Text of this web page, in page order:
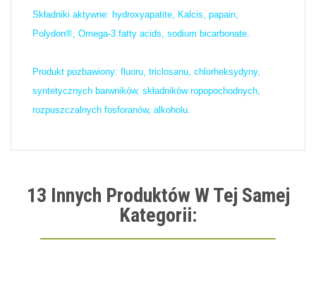
Składniki aktywne: hydroxyapatite, Kalcis, papain,
Polydon®, Omega-3 fatty acids, sodium bicarbonate.
Produkt pozbawiony: fluoru, triclosanu, chlorheksydyny,
syntetycznych barwników, składników ropopochodnych,
rozpuszczalnych fosforanów, alkoholu.
13 Innych Produktów W Tej Samej
Kategorii: